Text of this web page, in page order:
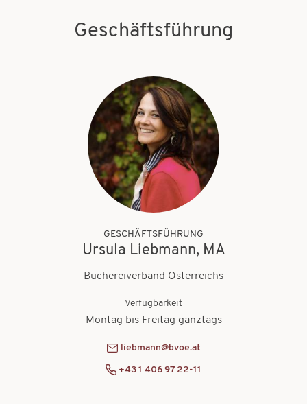
Geschäftsführung
GESCHÄFTSFÜHRUNG
Ursula Liebmann, MA
Büchereiverband Österreichs
Verfügbarkeit
Montag bis Freitag ganztags
liebmann@bvoe.at
+43 1 406 97 22-11